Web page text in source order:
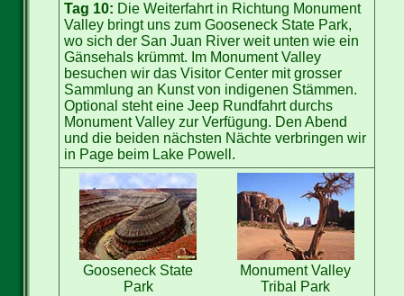
Tag 10: Die Weiterfahrt in Richtung Monument
Valley bringt uns zum Gooseneck State Park,
wo sich der San Juan River weit unten wie ein
Gänsehals krümmt. Im Monument Valley
besuchen wir das Visitor Center mit grosser
Sammlung an Kunst von indigenen Stämmen.
Optional steht eine Jeep Rundfahrt durchs
Monument Valley zur Verfügung. Den Abend
und die beiden nächsten Nächte verbringen wir
in Page beim Lake Powell.
Gooseneck State
Park
Monument Valley
Tribal Park